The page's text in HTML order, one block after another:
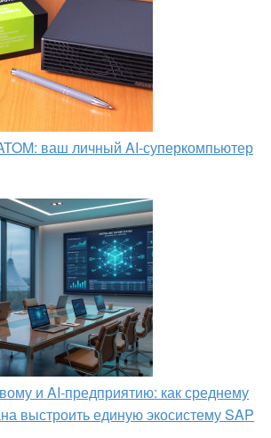
ваш личный AI-суперкомпьютер
и AI‑предприятию: как среднему
выстроить единую экосистему SAP